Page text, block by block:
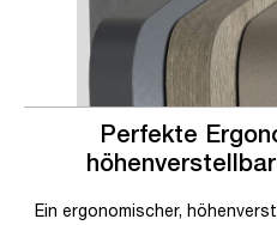
Perfekte
Ein ergonomischer,